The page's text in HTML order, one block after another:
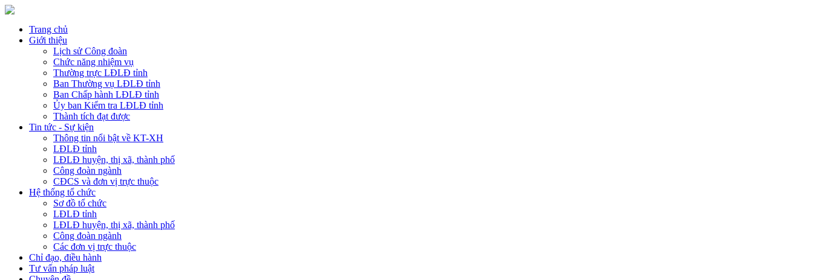
Trang chủ
Giới thiệu
Lịch sử Công đoàn
Chức năng nhiệm vụ
Thường trực LĐLĐ tỉnh
Ban Thường vụ LĐLĐ tỉnh
Ban Chấp hành LĐLĐ tỉnh
Ủy ban Kiểm tra LĐLĐ tỉnh
Thành tích đạt được
Tin tức - Sự kiện
Thông tin nổi bật về KT-XH
LĐLĐ tỉnh
LĐLĐ huyện, thị xã, thành phố
Công đoàn ngành
CĐCS và đơn vị trực thuộc
Hệ thống tổ chức
Sơ đồ tổ chức
LĐLĐ tỉnh
LĐLĐ huyện, thị xã, thành phố
Công đoàn ngành
Các đơn vị trực thuộc
Chỉ đạo, điều hành
Tư vấn pháp luật